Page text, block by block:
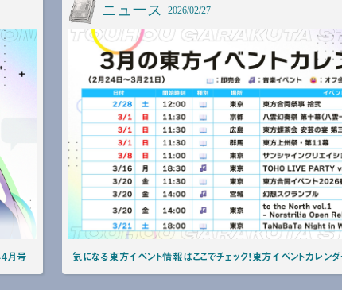
4月号
ニュース 2026/02/27
気になる東方イベント情報はここでチェック！東方イベントカレ